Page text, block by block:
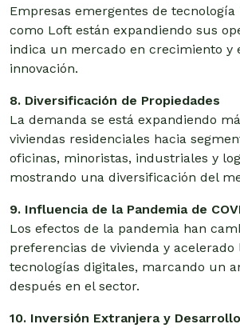
Empresas emergentes de
como Loft están expandiendo sus
indica un mercado en crecimiento y
innovación.
8. Diversificación de Propiedades
La demanda se está expandiendo
viviendas residenciales hacia
oficinas, minoristas, industriales y
mostrando una diversificación del
9. Influencia de la Pandemia de
Los efectos de la pandemia han
preferencias de vivienda y acelerado
tecnologías digitales, marcando un
después en el sector.
10. Inversión Extranjera y